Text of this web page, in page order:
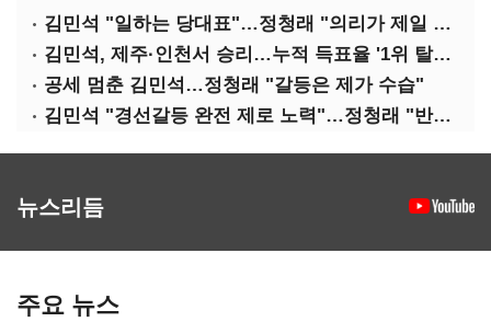
김민석 "일하는 당대표"…정청래 "의리가 제일 중요"
김민석, 제주·인천서 승리…누적 득표율 '1위 탈환'(종합)
공세 멈춘 김민석…정청래 "갈등은 제가 수습"
김민석 "경선갈등 완전 제로 노력"…정청래 "반명 공세 사과부터"
뉴스리듬
주요 뉴스